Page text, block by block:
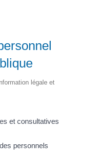
légale et
et consultatives
personnels